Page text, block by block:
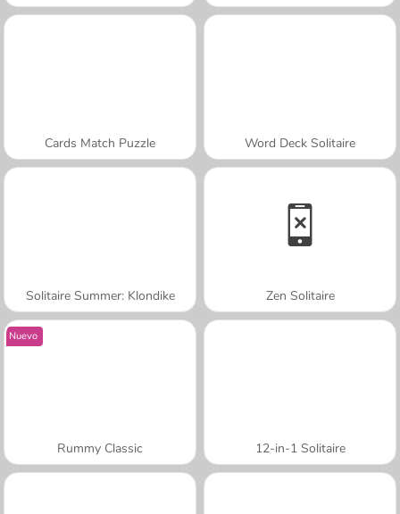
Cards Match Puzzle Word Deck Solitaire
Solitaire Summer: Klondike Zen Solitaire
Nuevo
Rummy Classic 12-in-1 Solitaire